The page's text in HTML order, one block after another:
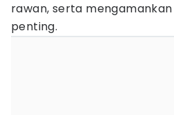
rawan, serta
penting.